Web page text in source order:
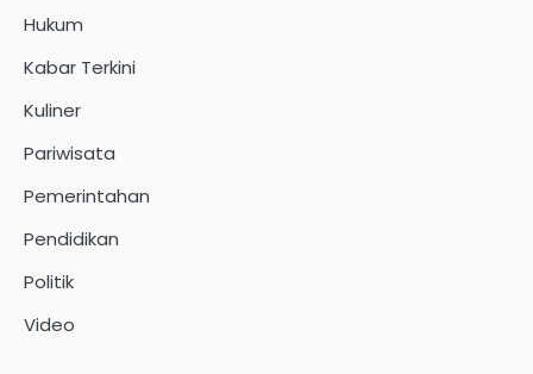
Hukum
Kabar Terkini
Kuliner
Pariwisata
Pemerintahan
Pendidikan
Politik
Video